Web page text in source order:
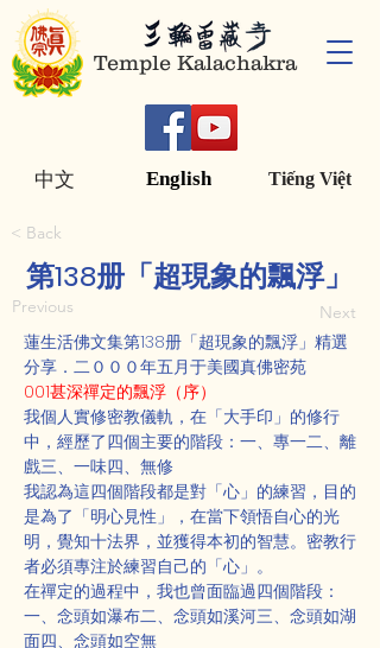
Temple Kalachakra
English Tiếng Việt
中文
< Back
第138册「超現象的飄浮」
Previous Next
蓮生活佛文集第138册「超現象的飄浮」精選
分享．二０００年五月于美國真佛密苑
001甚深禪定的飄浮（序）
我個人實修密教儀軌，在「大手印」的修行
中，經歷了四個主要的階段：一、專一二、離
戲三、一味四、無修
我認為這四個階段都是對「心」的練習，目的
是為了「明心見性」，在當下領悟自心的光
明，覺知十法界，並獲得本初的智慧。密教行
者必須專注於練習自己的「心」。
在禪定的過程中，我也曾面臨過四個階段：
一、念頭如瀑布二、念頭如溪河三、念頭如湖
面四、念頭如空無